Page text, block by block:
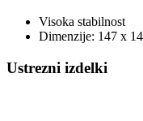
Visoka stabilnost
Dimenzije: 147 x
Ustrezni izdelki